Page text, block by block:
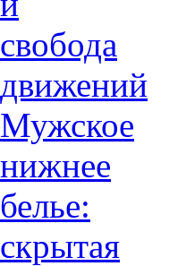
свобода
движений
Мужское
нижнее
белье:
скрытая